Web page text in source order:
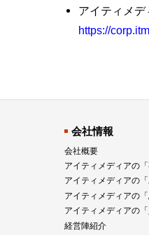
アイティメ
https://
会社情報
会社概要
アイティメディアの「
アイティメディアの「
アイティメディアの「
アイティメディアの「
経営陣紹介